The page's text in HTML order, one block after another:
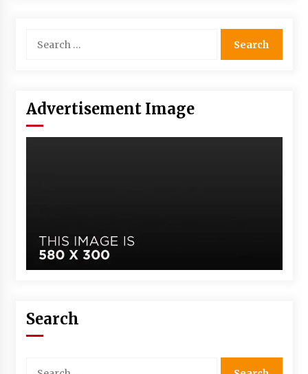
Advertisement Image
Search